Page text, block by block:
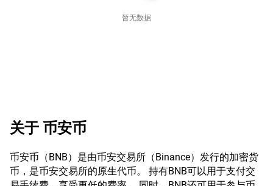
暂无数据
关于币安币
币安币（BNB）是由币安交易所（Binance）发行的加密货
币，是币安交易所的原生代币。 持有BNB可以用于支付交